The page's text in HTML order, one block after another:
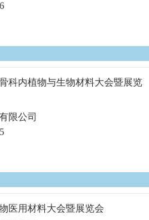
科内植物与生物材料大会暨展览
限公司
医用材料大会暨展览会